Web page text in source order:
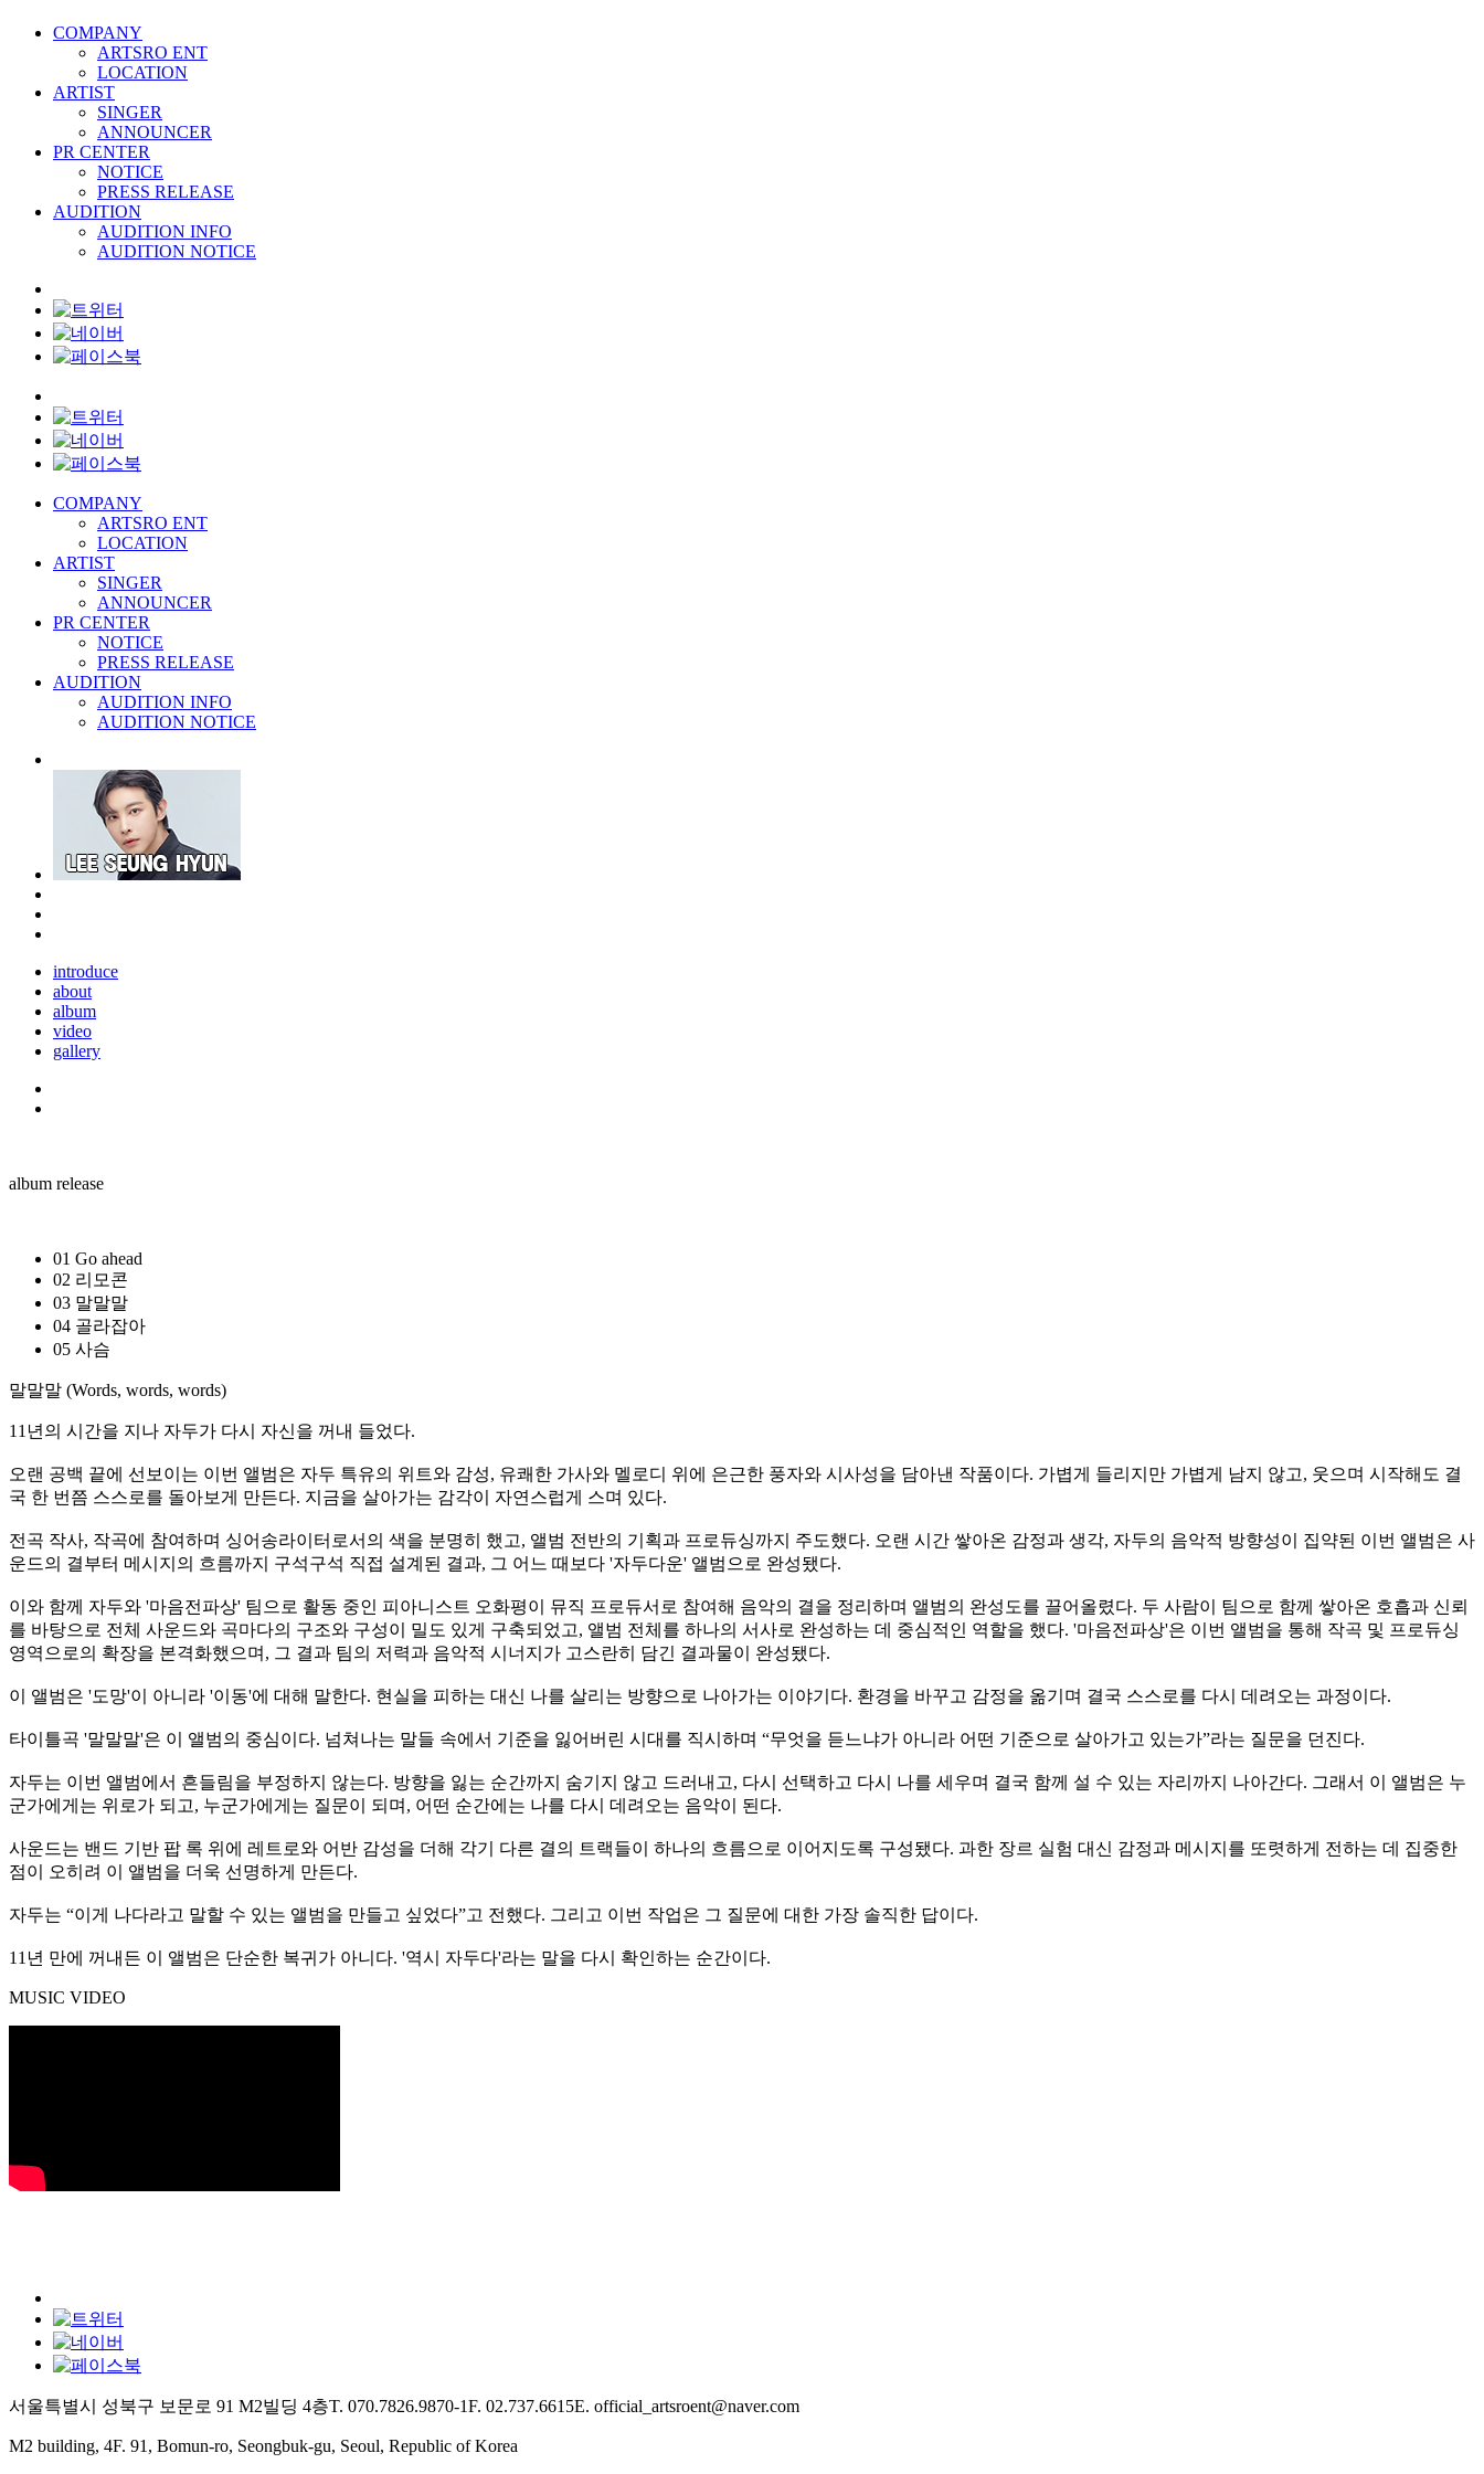
COMPANY
ARTSRO ENT
LOCATION
ARTIST
SINGER
ANNOUNCER
PR CENTER
NOTICE
PRESS RELEASE
AUDITION
AUDITION INFO
AUDITION NOTICE
COMPANY
ARTSRO ENT
LOCATION
ARTIST
SINGER
ANNOUNCER
PR CENTER
NOTICE
PRESS RELEASE
AUDITION
AUDITION INFO
AUDITION NOTICE
introduce
about
album
video
gallery
album release
01 Go ahead
02 리모콘
03 말말말
04 골라잡아
05 사슴
말말말 (Words, words, words)
11년의 시간을 지나 자두가 다시 자신을 꺼내 들었다.
오랜 공백 끝에 선보이는 이번 앨범은 자두 특유의 위트와 감성, 유쾌한 가사와 멜로디 위에 은근한 풍자와 시사성을 담아낸 작품이다. 가볍게 들리지만 가볍게 남지 않고, 웃으며 시작해도 결
국 한 번쯤 스스로를 돌아보게 만든다. 지금을 살아가는 감각이 자연스럽게 스며 있다.
전곡 작사, 작곡에 참여하며 싱어송라이터로서의 색을 분명히 했고, 앨범 전반의 기획과 프로듀싱까지 주도했다. 오랜 시간 쌓아온 감정과 생각, 자두의 음악적 방향성이 집약된 이번 앨범은 사
운드의 결부터 메시지의 흐름까지 구석구석 직접 설계된 결과, 그 어느 때보다 '자두다운' 앨범으로 완성됐다.
이와 함께 자두와 '마음전파상' 팀으로 활동 중인 피아니스트 오화평이 뮤직 프로듀서로 참여해 음악의 결을 정리하며 앨범의 완성도를 끌어올렸다. 두 사람이 팀으로 함께 쌓아온 호흡과 신뢰
를 바탕으로 전체 사운드와 곡마다의 구조와 구성이 밀도 있게 구축되었고, 앨범 전체를 하나의 서사로 완성하는 데 중심적인 역할을 했다. '마음전파상'은 이번 앨범을 통해 작곡 및 프로듀싱
영역으로의 확장을 본격화했으며, 그 결과 팀의 저력과 음악적 시너지가 고스란히 담긴 결과물이 완성됐다.
이 앨범은 '도망'이 아니라 '이동'에 대해 말한다. 현실을 피하는 대신 나를 살리는 방향으로 나아가는 이야기다. 환경을 바꾸고 감정을 옮기며 결국 스스로를 다시 데려오는 과정이다.
타이틀곡 '말말말'은 이 앨범의 중심이다. 넘쳐나는 말들 속에서 기준을 잃어버린 시대를 직시하며 “무엇을 듣느냐가 아니라 어떤 기준으로 살아가고 있는가”라는 질문을 던진다.
자두는 이번 앨범에서 흔들림을 부정하지 않는다. 방향을 잃는 순간까지 숨기지 않고 드러내고, 다시 선택하고 다시 나를 세우며 결국 함께 설 수 있는 자리까지 나아간다. 그래서 이 앨범은 누
군가에게는 위로가 되고, 누군가에게는 질문이 되며, 어떤 순간에는 나를 다시 데려오는 음악이 된다.
사운드는 밴드 기반 팝 록 위에 레트로와 어반 감성을 더해 각기 다른 결의 트랙들이 하나의 흐름으로 이어지도록 구성됐다. 과한 장르 실험 대신 감정과 메시지를 또렷하게 전하는 데 집중한
점이 오히려 이 앨범을 더욱 선명하게 만든다.
자두는 “이게 나다라고 말할 수 있는 앨범을 만들고 싶었다”고 전했다. 그리고 이번 작업은 그 질문에 대한 가장 솔직한 답이다.
11년 만에 꺼내든 이 앨범은 단순한 복귀가 아니다. '역시 자두다'라는 말을 다시 확인하는 순간이다.
MUSIC VIDEO
서울특별시 성북구 보문로 91 M2빌딩 4층T. 070.7826.9870-1F. 02.737.6615E. official_artsroent@naver.com
M2 building, 4F. 91, Bomun-ro, Seongbuk-gu, Seoul, Republic of Korea